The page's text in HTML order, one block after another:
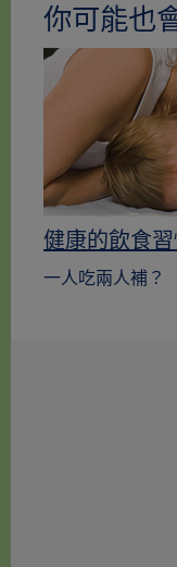
你可能也
健康的飲食
一人吃兩人補？